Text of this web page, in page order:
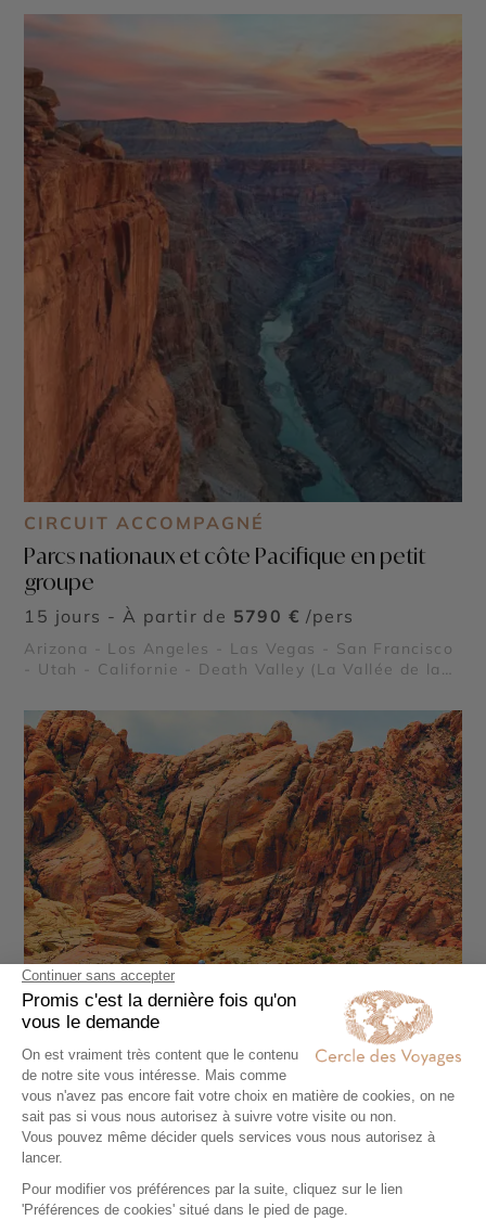
Canyonlands - Parc National de Arches - Parc
CIRCUIT ACCOMPAGNÉ
Parcs nationaux et côte Pacifique en petit
groupe
15 jours - À partir de 5790 € /pers
Arizona - Los Angeles - Las Vegas - San Francisco
- Utah - Californie - Death Valley (La Vallée de la
Canyon - Alcatraz - Parcs nationaux de Sequoia et
Kings Canyon - Route panoramique Highway 1